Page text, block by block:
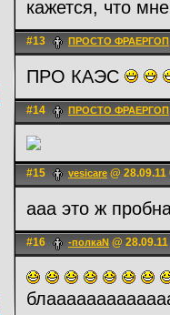
кажется, что
#13 ПРОСТО ФРАЕРГОП
ПРО КАЭС
#14 ПРОСТО ФРАЕРГОП
#15 vesicare @ 28.09.11
ааа это ж
#16 -полкаN @